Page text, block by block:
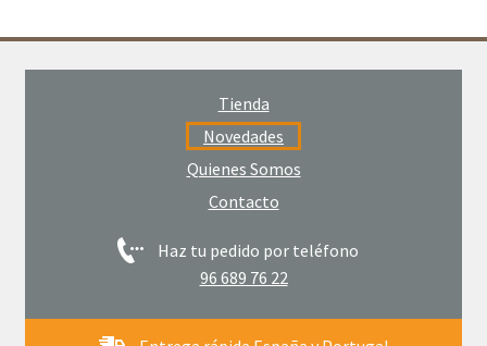
Tienda
Novedades
Quienes Somos
Contacto
Haz tu pedido por teléfono
96 689 76 22